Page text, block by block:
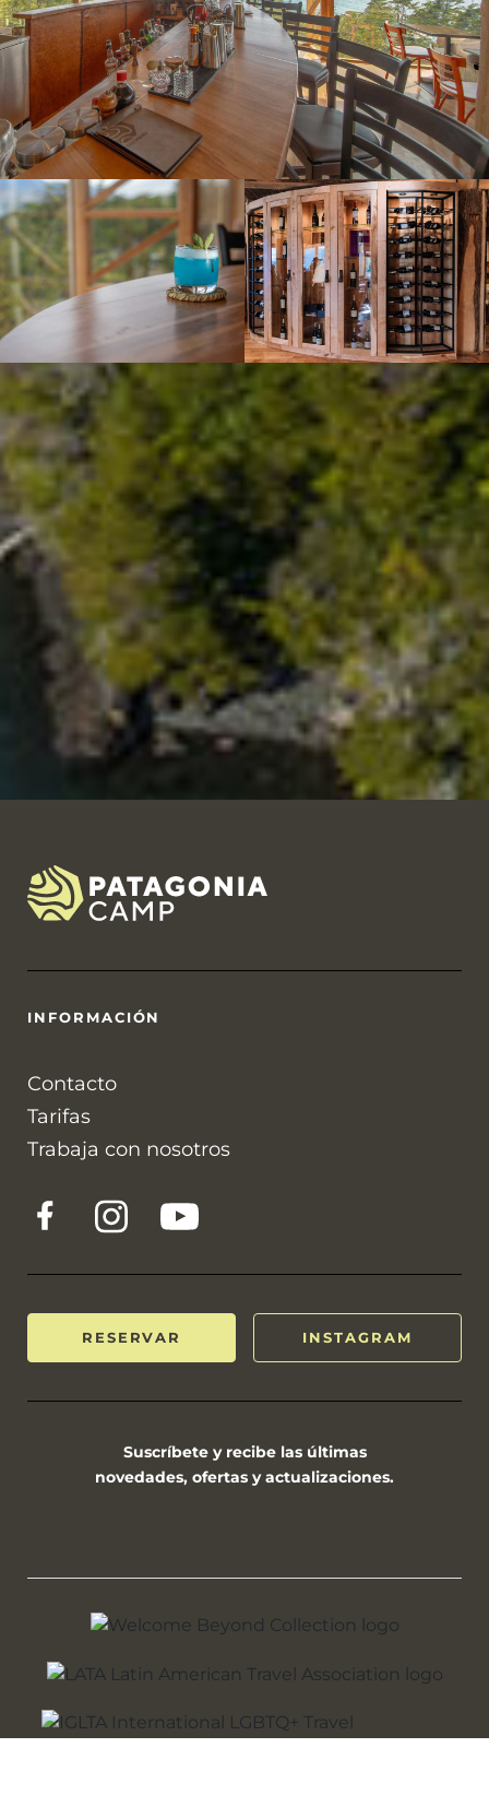
INFORMACIÓN
Contacto
Tarifas
Trabaja con nosotros
RESERVAR INSTAGRAM
Suscríbete y recibe las últimas
novedades, ofertas y actualizaciones.